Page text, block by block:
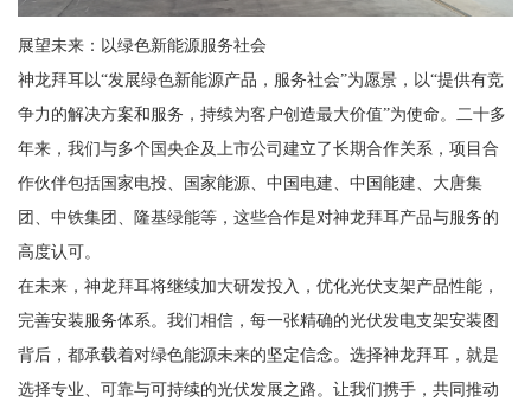
展望未来：以绿色新能源服务社会
神龙拜耳以“发展绿色新能源产品，服务社会”为愿景，以“提供有竞
争力的解决方案和服务，持续为客户创造最大价值”为使命。二十多
年来，我们与多个国央企及上市公司建立了长期合作关系，项目合
作伙伴包括国家电投、国家能源、中国电建、中国能建、大唐集
团、中铁集团、隆基绿能等，这些合作是对神龙拜耳产品与服务的
高度认可。
在未来，神龙拜耳将继续加大研发投入，优化光伏支架产品性能，
完善安装服务体系。我们相信，每一张精确的光伏发电支架安装图
背后，都承载着对绿色能源未来的坚定信念。选择神龙拜耳，就是
选择专业、可靠与可持续的光伏发展之路。让我们携手，共同推动